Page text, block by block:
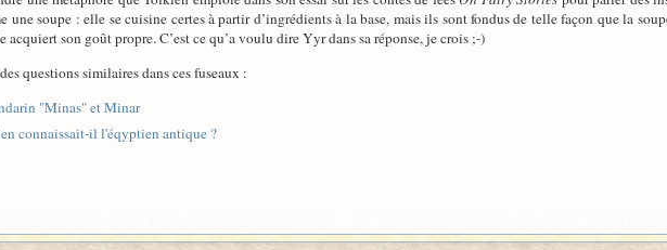
une soupe : elle se cuisine certes à partir d’ingrédients à la base, mais ils sont fondus de telle façon que la
acquiert son goût propre. C’est ce qu’a voulu dire Yyr dans sa réponse, je crois ;-)
questions similaires dans ces fuseaux :
"Minas" et Minar
connaissait-il l'éqyptien antique ?